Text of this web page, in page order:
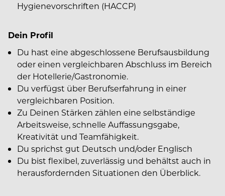
Hygienevorschriften (HACCP)
Dein Profil
Du hast eine abgeschlossene Berufsausbildung
oder einen vergleichbaren Abschluss im Bereich
der Hotellerie/Gastronomie.
Du verfügst über Berufserfahrung in einer
vergleichbaren Position.
Zu Deinen Stärken zählen eine selbständige
Arbeitsweise, schnelle Auffassungsgabe,
Kreativität und Teamfähigkeit.
Du sprichst gut Deutsch und/oder Englisch
Du bist flexibel, zuverlässig und behältst auch in
herausfordernden Situationen den Überblick.